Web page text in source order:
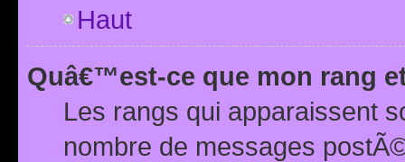
Haut
Quâ€™est-ce que mon rang
Les rangs qui apparaissent
nombre de messages